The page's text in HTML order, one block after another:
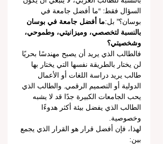
السؤال فقط: “ما أفضل جامعة في
بوسان؟” بل:ما أفضل جامعة في بوسان
بالنسبة لتخصصي، وميزانيتي، وطموحي،
وشخصيتي؟
فالطالب الذي يريد أن يصبح مهندسًا بحريًا
لن يختار بالطريقة نفسها التي يختار بها
طالب يريد دراسة اللغات أو الأعمال
الدولية أو التصميم الرقمي. والطالب الذي
يحب الجامعات الكبيرة جدًا قد لا يشبه
الطالب الذي يفضل بيئة أكثر هدوءًا
وخصوصية.
لهذا، فإن أفضل قرار هو القرار الذي يجمع
بين: